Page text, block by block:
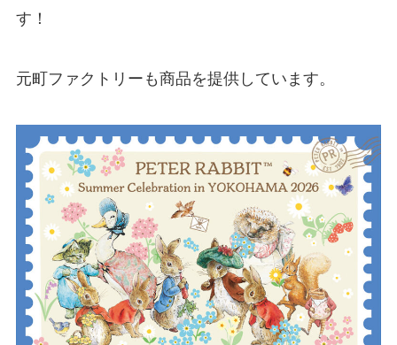
す！
元町ファクトリーも商品を提供しています。